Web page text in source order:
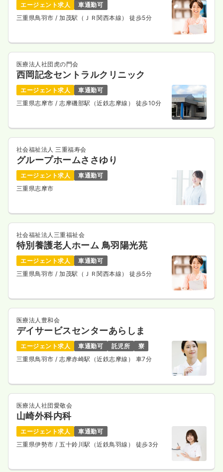
エージェント求人
車通勤可
三重県鳥羽市 / 加茂駅（ＪＲ関西本線） 徒歩5分
医療法人社団虎の門会
西岡記念セントラルクリニック
エージェント求人
車通勤可
三重県志摩市 / 志摩磯部駅（近鉄志摩線） 徒歩10分
社会福祉法人 三重福寿会
グループホームささゆり
エージェント求人
車通勤可
三重県志摩市
社会福祉法人三重福祉会
特別養護老人ホーム 鳥羽陽光苑
エージェント求人
車通勤可
三重県鳥羽市 / 加茂駅（ＪＲ関西本線） 徒歩5分
医療法人豊和会
デイサービスセンターあらしま
エージェント求人 車通勤可 託児所
寮
三重県鳥羽市 / 志摩赤崎駅（近鉄志摩線） 車7分
医療法人社団愛敬会
山崎外科内科
エージェント求人
車通勤可
三重県伊勢市 / 五十鈴川駅（近鉄鳥羽線） 徒歩3分